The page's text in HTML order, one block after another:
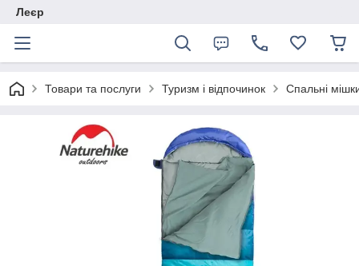
Леєр
Товари та послуги Туризм і відпочинок Спальні